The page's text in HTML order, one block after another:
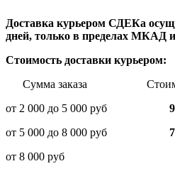
Доставка курьером СДЕКа
дней, только в пределах МКАД и
Стоимость доставки курьером:
Сумма заказа
от 2 000 до 5 000 руб
от 5 000 до 8 000 руб
от 8 000 руб